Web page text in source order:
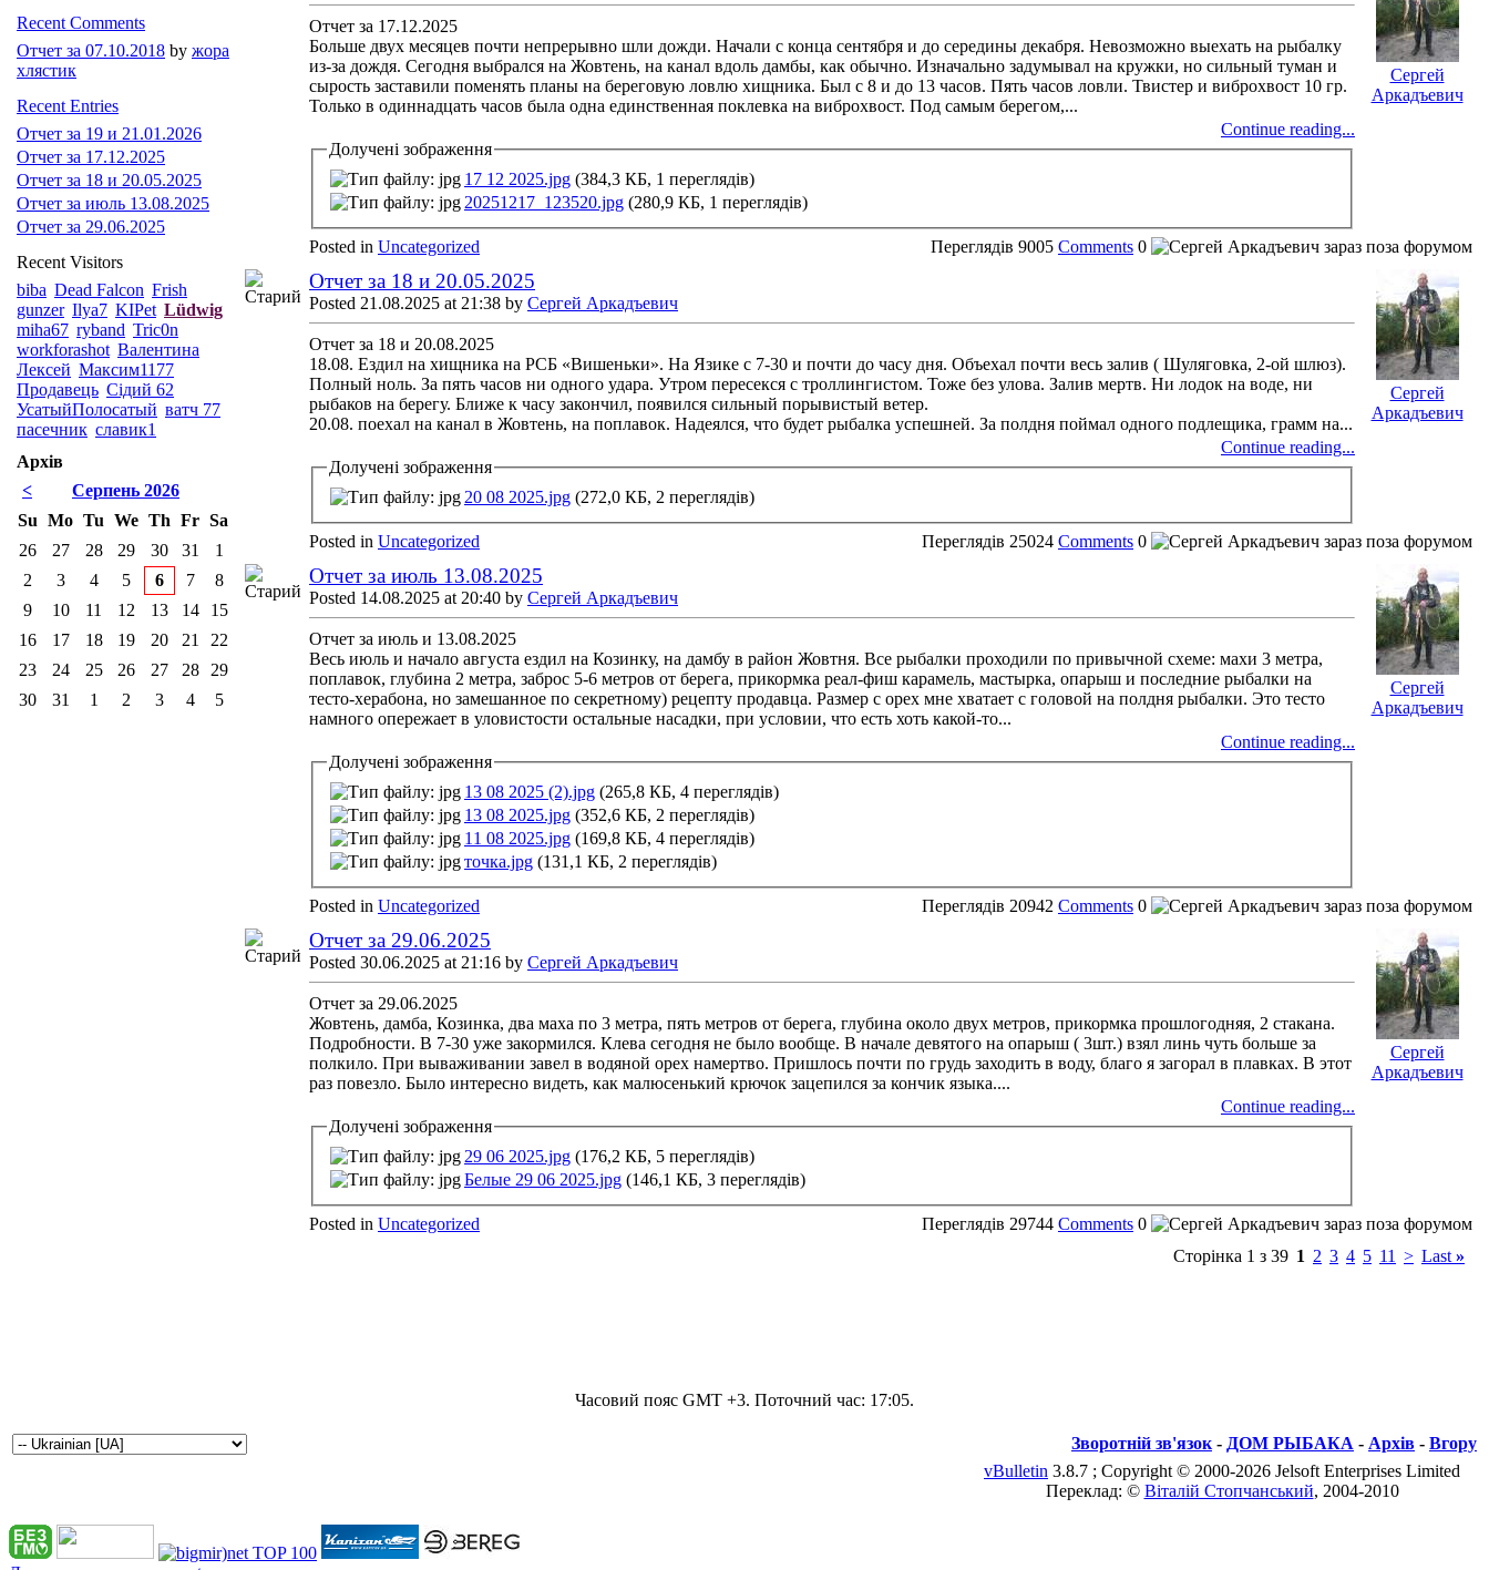
Отчет за 17.12.2025
Больше двух месяцев почти непрерывно шли дожди. Начали с конца сентября и до середины декабря. Невозможно выехать на рыбалку
из-за дождя. Сегодня выбрался на Жовтень, на канал вдоль дамбы, как обычно. Изначально задумывал на кружки, но сильный туман и
сырость заставили поменять планы на береговую ловлю хищника. Был с 8 и до 13 часов. Пять часов ловли. Твистер и виброхвост 10 гр.
Только в одиннадцать часов была одна единственная поклевка на виброхвост. Под самым берегом,...
Continue reading...
Долучені зображення
17 12 2025.jpg (384,3 КБ, 1 переглядів)
20251217_123520.jpg (280,9 КБ, 1 переглядів)
Сергей
Аркадъевич
Posted in Uncategorized Переглядів 9005 Comments 0
Отчет за 18 и 20.05.2025
Posted 21.08.2025 at 21:38 by Сергей Аркадъевич
Отчет за 18 и 20.08.2025
18.08. Ездил на хищника на РСБ «Вишеньки». На Язике с 7-30 и почти до часу дня. Объехал почти весь залив ( Шуляговка, 2-ой шлюз).
Полный ноль. За пять часов ни одного удара. Утром пересекся с троллингистом. Тоже без улова. Залив мертв. Ни лодок на воде, ни
рыбаков на берегу. Ближе к часу закончил, появился сильный порывистый ветер.
20.08. поехал на канал в Жовтень, на поплавок. Надеялся, что будет рыбалка успешней. За полдня поймал одного подлещика, грамм на...
Continue reading...
Долучені зображення
20 08 2025.jpg (272,0 КБ, 2 переглядів)
Сергей
Аркадъевич
Posted in Uncategorized Переглядів 25024 Comments 0
Отчет за июль 13.08.2025
Posted 14.08.2025 at 20:40 by Сергей Аркадъевич
Отчет за июль и 13.08.2025
Весь июль и начало августа ездил на Козинку, на дамбу в район Жовтня. Все рыбалки проходили по привычной схеме: махи 3 метра,
поплавок, глубина 2 метра, заброс 5-6 метров от берега, прикормка реал-фиш карамель, мастырка, опарыш и последние рыбалки на
тесто-херабона, но замешанное по секретному) рецепту продавца. Размер с орех мне хватает с головой на полдня рыбалки. Это тесто
намного опережает в уловистости остальные насадки, при условии, что есть хоть какой-то...
Continue reading...
Долучені зображення
13 08 2025 (2).jpg (265,8 КБ, 4 переглядів)
13 08 2025.jpg (352,6 КБ, 2 переглядів)
11 08 2025.jpg (169,8 КБ, 4 переглядів)
точка.jpg (131,1 КБ, 2 переглядів)
Сергей
Аркадъевич
Posted in Uncategorized Переглядів 20942 Comments 0
Отчет за 29.06.2025
Posted 30.06.2025 at 21:16 by Сергей Аркадъевич
Отчет за 29.06.2025
Жовтень, дамба, Козинка, два маха по 3 метра, пять метров от берега, глубина около двух метров, прикормка прошлогодняя, 2 стакана.
Подробности. В 7-30 уже закормился. Клева сегодня не было вообще. В начале девятого на опарыш ( 3шт.) взял линь чуть больше за
полкило. При вываживании завел в водяной орех намертво. Пришлось почти по грудь заходить в воду, благо я загорал в плавках. В этот
раз повезло. Было интересно видеть, как малюсенький крючок зацепился за кончик языка....
Continue reading...
Долучені зображення
29 06 2025.jpg (176,2 КБ, 5 переглядів)
Белые 29 06 2025.jpg (146,1 КБ, 3 переглядів)
Сергей
Аркадъевич
Posted in Uncategorized Переглядів 29744 Comments 0
Сторінка 1 з 39 1 2 3 4 5 11 > Last »
Recent Comments
Отчет за 07.10.2018 by жора
хлястик
Recent Entries
Отчет за 19 и 21.01.2026
Отчет за 17.12.2025
Отчет за 18 и 20.05.2025
Отчет за июль 13.08.2025
Отчет за 29.06.2025
Recent Visitors
biba Dead Falcon Frish
gunzer Ilya7 KIPet Lüdwig
miha67 ryband Tric0n
workforashot Валентина
Лексей Максим1177
Продавець Сідий 62
УсатыйПолосатый ватч 77
пасечник славик1
Архів
<
Серпень 2026
Su Mo Tu We Th Fr Sa
26
27 28 29 30 31
1
2
3 4 5 6 7
8
9
10 11 12 13 14
15
16
17 18 19 20 21
22
23
24 25 26 27 28
29
30
31 1 2 3 4 5
Часовий пояс GMT +3. Поточний час: 17:05.
Зворотній зв'язок - ДОМ РЫБАКА - Архів - Вгору
vBulletin 3.8.7 ; Copyright © 2000-2026 Jelsoft Enterprises Limited
Переклад: © Віталій Стопчанський, 2004-2010